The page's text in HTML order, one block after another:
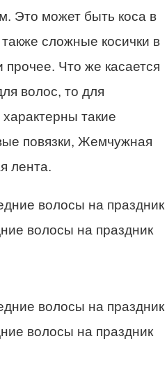
Это может быть коса в
также сложные косички в
прочее. Что же касается
волос, то для
характерны такие
повязки, Жемчужная
лента.
волосы на праздник
волосы на праздник